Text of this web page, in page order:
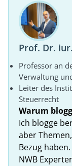
Prof. Dr.
Professor an
Verwaltung
Leiter des
Steuerrecht
Warum
Ich blogge
aber
Bezug
NWB